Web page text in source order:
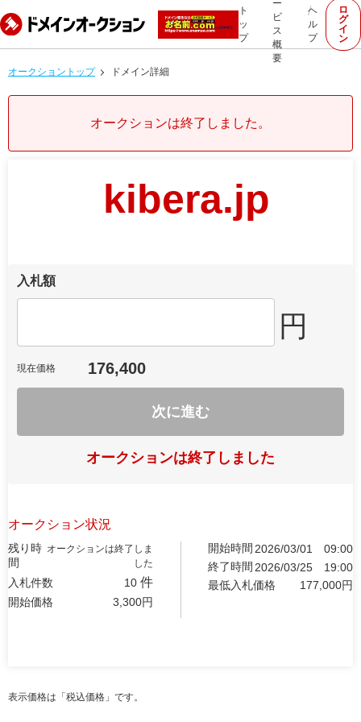
ト
ッ
プ
ー
ビ
ス
概
要
ヘ
ル
プ
ロ
グ
イ
ン
オークショントップ ドメイン詳細
オークションは終了しました。
kibera.jp
入札額
円
現在価格 176,400
次に進む
オークションは終了しました
オークション状況
残り時
間
オークションは終了しま
した
入札件数 10 件
開始価格 3,300円
開始時間 2026/03/01
09:00
終了時間 2026/03/25
19:00
最低入札価格
177,000円
表示価格は「税込価格」です。